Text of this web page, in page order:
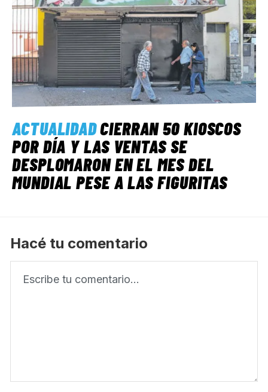
ACTUALIDADCIERRAN 50 KIOSCOS
POR DÍA Y LAS VENTAS SE
DESPLOMARON EN EL MES DEL
MUNDIAL PESE A LAS FIGURITAS
Hacé tu comentario